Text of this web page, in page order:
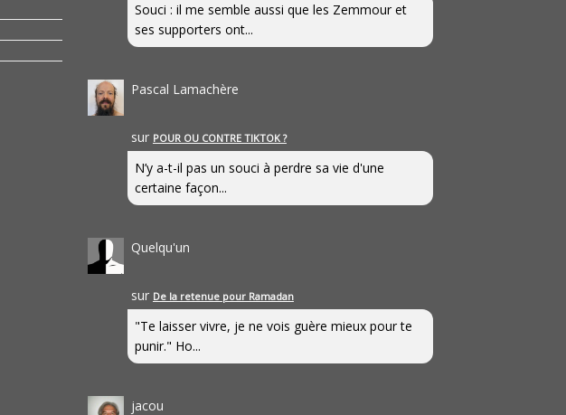
Souci : il me semble aussi que les Zemmour et
ses supporters ont...
Pascal Lamachère
sur POUR OU CONTRE TIKTOK ?
N’y a-t-il pas un souci à perdre sa vie d'une
certaine façon...
Quelqu'un
sur De la retenue pour Ramadan
"Te laisser vivre, je ne vois guère mieux pour te
punir." Ho...
jacou